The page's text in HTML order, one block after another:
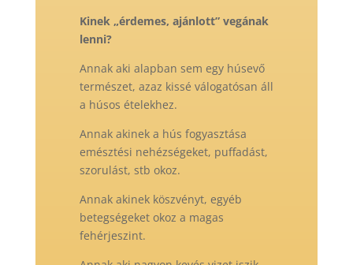
Kinek „érdemes, ajánlott” vegának
lenni?
Annak aki alapban sem egy húsevő
természet, azaz kissé válogatósan áll
a húsos ételekhez.
Annak akinek a hús fogyasztása
emésztési nehézségeket, puffadást,
szorulást, stb okoz.
Annak akinek köszvényt, egyéb
betegségeket okoz a magas
fehérjeszint.